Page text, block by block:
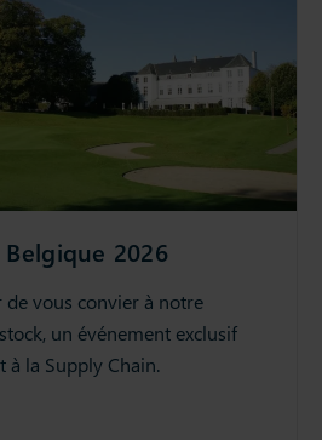
2026
vous convier à notre
un événement exclusif
à la Supply Chain.